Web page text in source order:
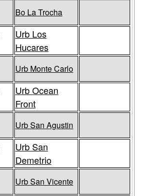
Bo La Trocha
Urb Los
Hucares
Urb Monte Carlo
Urb Ocean
Front
Urb San Agustin
Urb San
Demetrio
Urb San Vicente